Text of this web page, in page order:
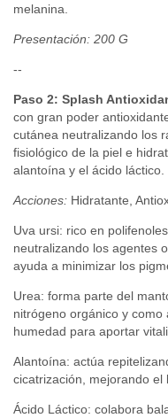
melanina.
Presentación: 200 G
--
Paso 2: Splash
con gran poder
cutánea neutralizando los
fisiológico de la piel e
alantoína y el ácido láctico.
Acciones: Hidratante,
Uva ursi: rico en
neutralizando los agentes
ayuda a minimizar los
Urea: forma parte del
nitrógeno orgánico y
humedad para aportar
Alantoína: actúa
cicatrización, mejorando el
Ácido Láctico: colabora